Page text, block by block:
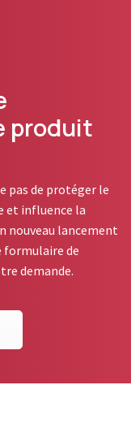
produit
pas de protéger le
et influence la
nouveau lancement
formulaire de
demande.